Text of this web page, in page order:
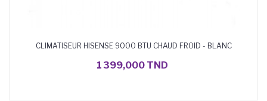
CLIMATISEUR HISENSE 9000 BTU CHAUD FROID - BLANC
1 399,000 TND